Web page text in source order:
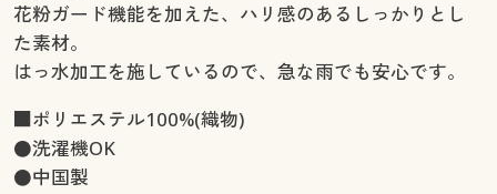
花粉ガード機能を加えた、ハリ感のあるしっかりとし
た素材。
はっ水加工を施しているので、急な雨でも安心です。
■ポリエステル100%(織物)
●洗濯機OK
●中国製